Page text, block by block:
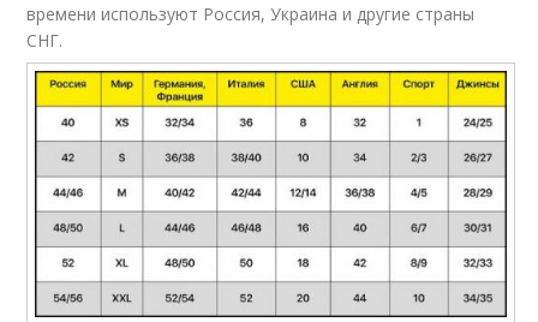
времени используют Россия, Украина и другие страны
СНГ.